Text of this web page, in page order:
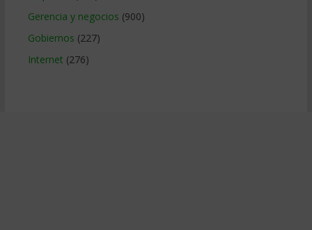
Gerencia y negocios (900)
Gobiernos (227)
Internet (276)